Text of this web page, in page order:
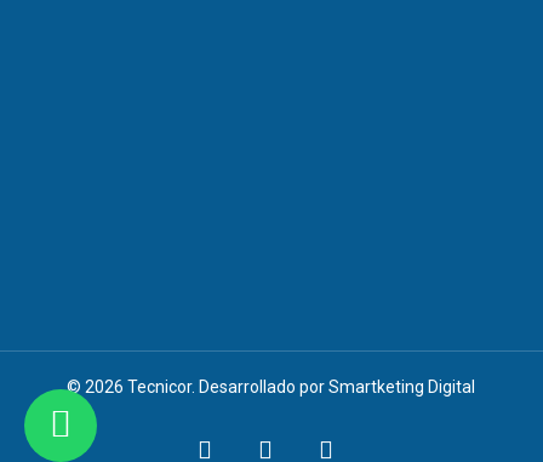
© 2026 Tecnicor. Desarrollado porSmartketing Digital
instagramphone email